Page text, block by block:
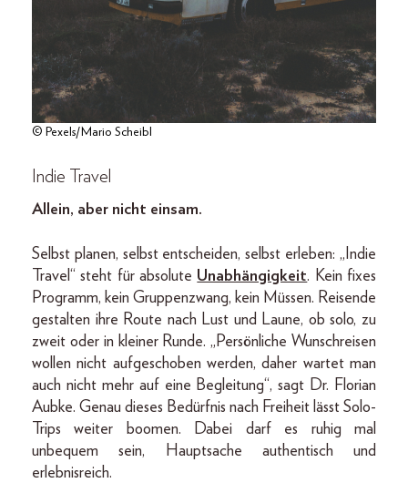
© Pexels/Mario Scheibl
Indie Travel
Allein, aber nicht einsam.
Selbst planen, selbst entscheiden, selbst erleben: „Indie
Travel“ steht für absolute Unabhängigkeit. Kein fixes
Programm, kein Gruppenzwang, kein Müssen. Reisende
gestalten ihre Route nach Lust und Laune, ob solo, zu
zweit oder in kleiner Runde. „Persönliche Wunschreisen
wollen nicht aufgeschoben werden, daher wartet man
auch nicht mehr auf eine Begleitung“, sagt Dr. Florian
Aubke. Genau dieses Bedürfnis nach Freiheit lässt Solo-
Trips weiter boomen. Dabei darf es ruhig mal
unbequem sein, Hauptsache authentisch und
erlebnisreich.